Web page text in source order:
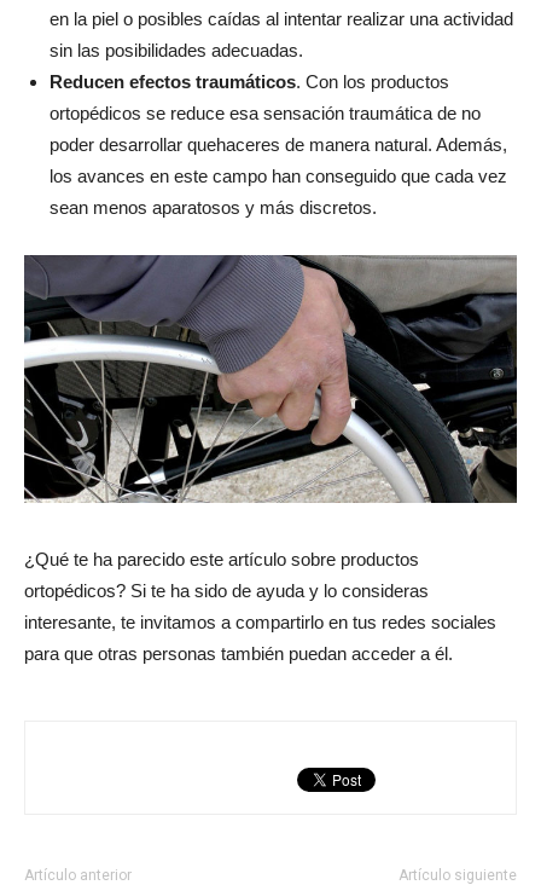
en la piel o posibles caídas al intentar realizar una actividad
sin las posibilidades adecuadas.
Reducen efectos traumáticos. Con los productos
ortopédicos se reduce esa sensación traumática de no
poder desarrollar quehaceres de manera natural. Además,
los avances en este campo han conseguido que cada vez
sean menos aparatosos y más discretos.
¿Qué te ha parecido este artículo sobre productos
ortopédicos? Si te ha sido de ayuda y lo consideras
interesante, te invitamos a compartirlo en tus redes sociales
para que otras personas también puedan acceder a él.
Artículo anterior Artículo siguiente